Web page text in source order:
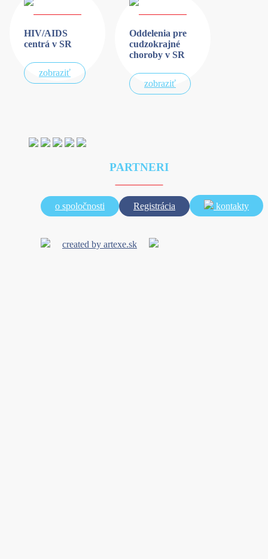
HIV/AIDS
centrá v SR
zobraziť
Oddelenia pre
cudzokrajné
choroby v SR
zobraziť
PARTNERI
o spoločnosti Registrácia kontakty
created by artexe.sk